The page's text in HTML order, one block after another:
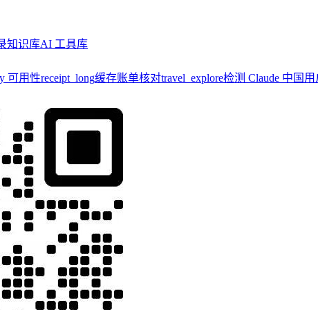
知识库AI 工具库
可用性receipt_long缓存账单核对travel_explore检测 Claude 中国用